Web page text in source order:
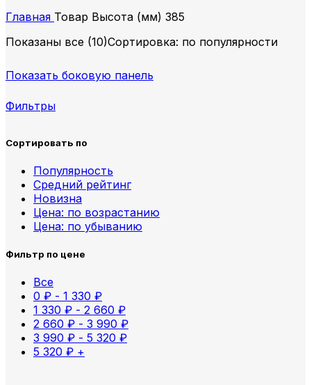
Главная Товар Высота (мм) 385
Показаны все (10)Сортировка: по популярности
Показать боковую панель
Фильтры
Сортировать по
Популярность
Средний рейтинг
Новизна
Цена: по возрастанию
Цена: по убыванию
Фильтр по цене
Все
0 ₽ - 1 330 ₽
1 330 ₽ - 2 660 ₽
2 660 ₽ - 3 990 ₽
3 990 ₽ - 5 320 ₽
5 320 ₽ +